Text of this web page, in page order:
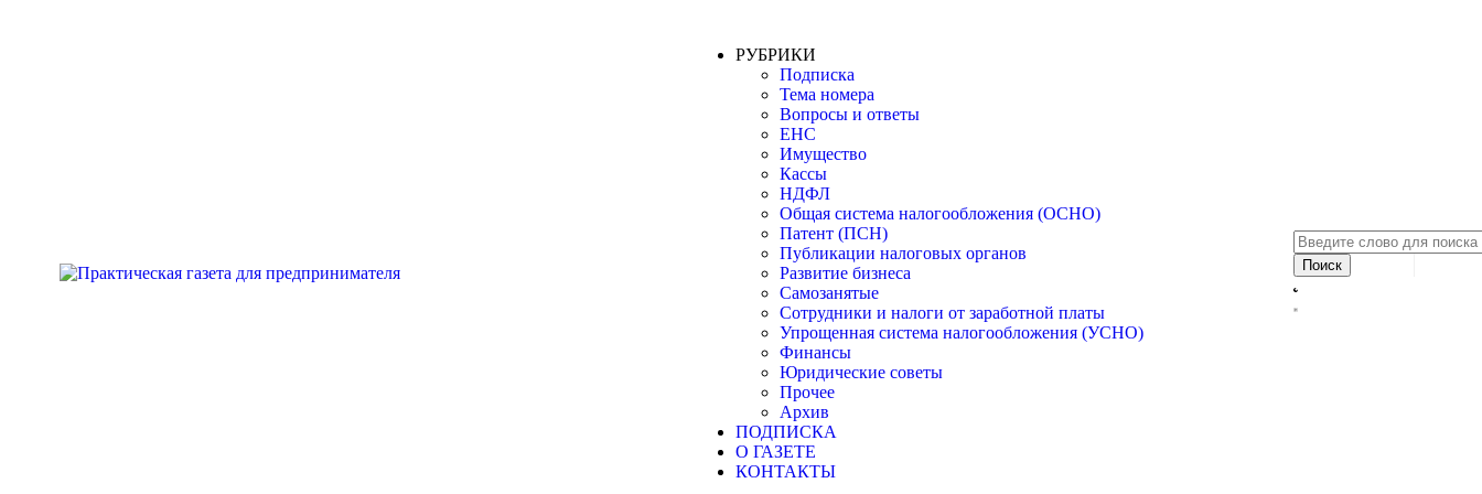
РУБРИКИ
Подписка
Тема номера
Вопросы и ответы
ЕНС
Имущество
Кассы
НДФЛ
Общая система налогообложения (ОСНО)
Патент (ПСН)
Публикации налоговых органов
Развитие бизнеса
Самозанятые
Сотрудники и налоги от заработной платы
Упрощенная система налогообложения (УСНО)
Финансы
Юридические советы
Прочее
Архив
ПОДПИСКА
О ГАЗЕТЕ
КОНТАКТЫ